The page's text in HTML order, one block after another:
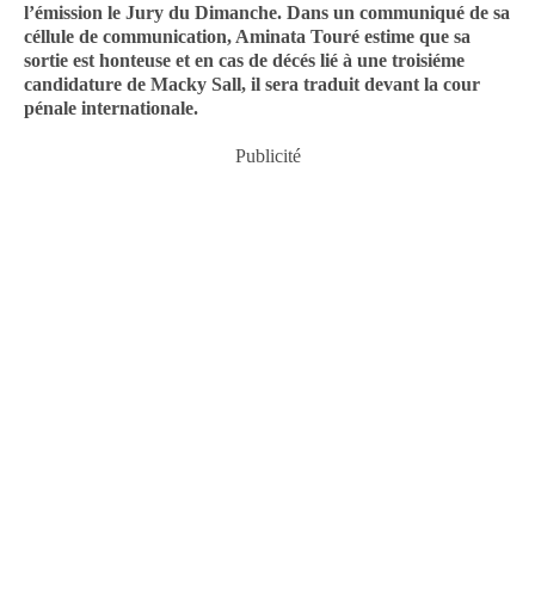
l’émission le Jury du Dimanche. Dans un communiqué de sa
céllule de communication, Aminata Touré estime que sa
sortie est honteuse et en cas de décés lié à une troisiéme
candidature de Macky Sall, il sera traduit devant la cour
pénale internationale.
Publicité